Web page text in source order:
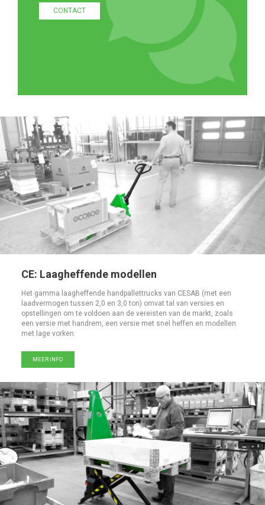
CONTACT
CE: Laagheffende modellen
Het gamma laagheffende handpallettrucks van CESAB (met een
laadvermogen tussen 2,0 en 3,0 ton) omvat tal van versies en
opstellingen om te voldoen aan de vereisten van de markt, zoals
een versie met handrem, een versie met snel heffen en modellen
met lage vorken.
MEER INFO